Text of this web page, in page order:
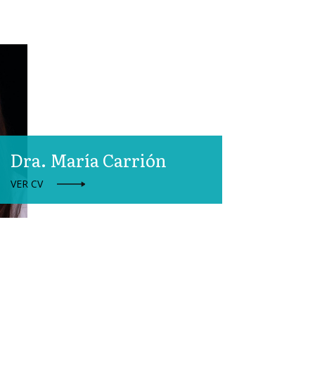
Dra. María Carrión
VER CV